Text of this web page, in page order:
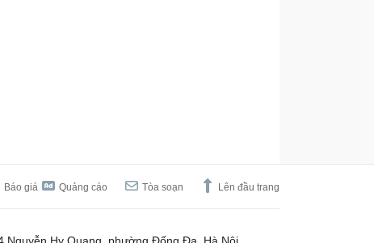
Báo giá Quảng cáo Tòa soạn Lên đầu trang